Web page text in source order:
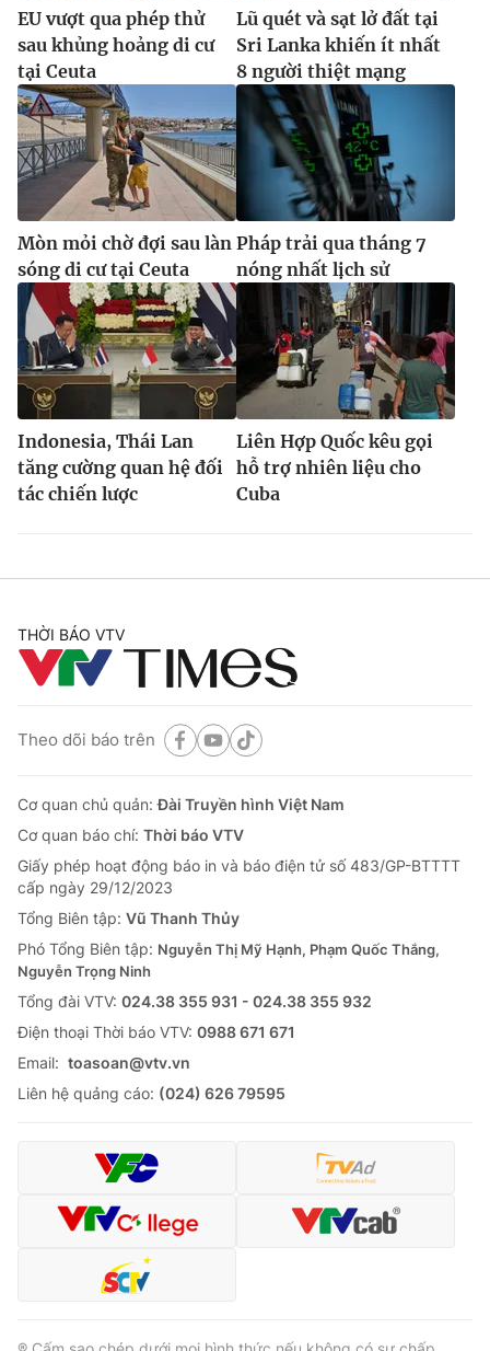
EU vượt qua phép thử
sau khủng hoảng di cư
tại Ceuta
Lũ quét và sạt lở đất tại
Sri Lanka khiến ít nhất
8 người thiệt mạng
Mòn mỏi chờ đợi sau làn
sóng di cư tại Ceuta
Pháp trải qua tháng 7
nóng nhất lịch sử
Indonesia, Thái Lan
tăng cường quan hệ đối
tác chiến lược
Liên Hợp Quốc kêu gọi
hỗ trợ nhiên liệu cho
Cuba
THỜI BÁO VTV
Theo dõi báo trên
Cơ quan chủ quản:Đài Truyền hình Việt Nam
Cơ quan báo chí: Thời báo VTV
Giấy phép hoạt động báo in và báo điện tử số 483/GP-BTTTT
cấp ngày 29/12/2023
Tổng Biên tập: Vũ Thanh Thủy
Phó Tổng Biên tập: Nguyễn Thị Mỹ Hạnh, Phạm Quốc Thắng,
Nguyễn Trọng Ninh
Tổng đài VTV: 024.38 355 931 - 024.38 355 932
Ðiện thoại Thời báo VTV: 0988 671 671
Email: toasoan@vtv.vn
Liên hệ quảng cáo: (024) 626 79595